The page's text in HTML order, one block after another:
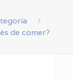
de comer?